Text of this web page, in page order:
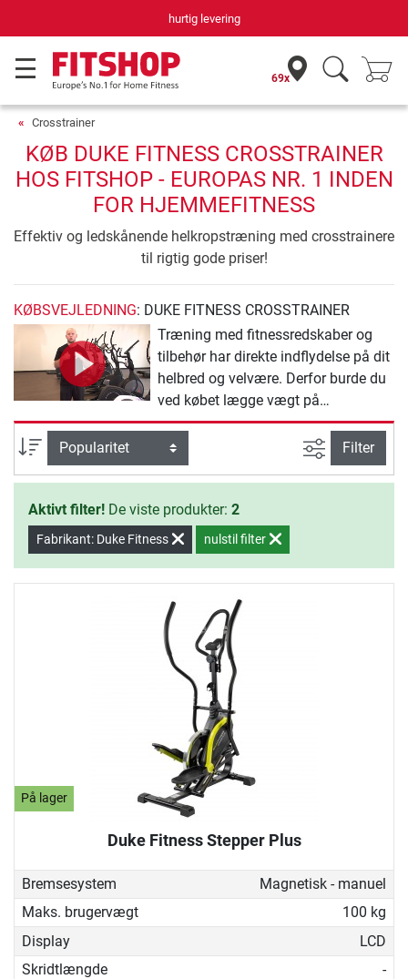
hurtig levering
69x
Crosstrainer
KØB DUKE FITNESS CROSSTRAINER
HOS FITSHOP - EUROPAS NR. 1 INDEN
FOR HJEMMEFITNESS
Effektiv og ledskånende helkropstræning med crosstrainere
til rigtig gode priser!
KØBSVEJLEDNING: DUKE FITNESS CROSSTRAINER
Træning med fitnessredskaber og
tilbehør har direkte indflydelse på dit
helbred og velvære. Derfor burde du
ved købet lægge vægt på
redskabernes kvalitet. Produkterne
fra Duke Fitness Crosstrainer
sortimentet giver dig sikkerhed og
kvalitet til effektiv hjemmetræning.
sortering Avanceret
Filter
Aktivt filter! De viste produkter: 2
Fabrikant: Duke Fitness nulstil filter
På lager
Duke Fitness Stepper Plus
Bremsesystem
Magnetisk - manuel
Maks. brugervægt
100 kg
Display
LCD
Skridtlængde
-